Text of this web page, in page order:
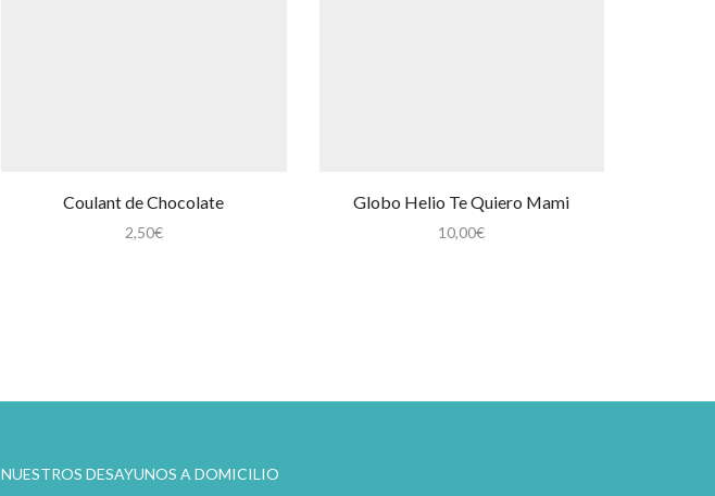
Coulant de Chocolate
2,50€
Globo Helio Te Quiero Mami
10,00€
NUESTROS DESAYUNOS A DOMICILIO